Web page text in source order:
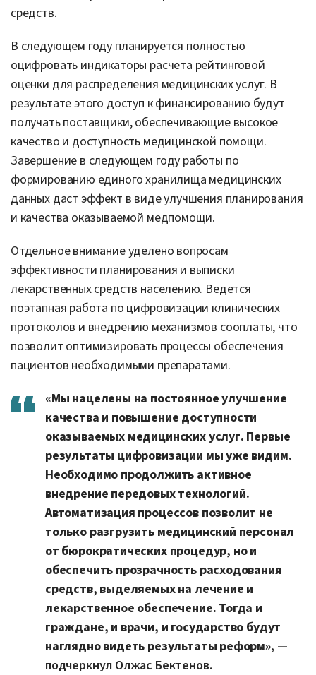
средств.
В следующем году планируется полностью
оцифровать индикаторы расчета рейтинговой
оценки для распределения медицинских услуг. В
результате этого доступ к финансированию будут
получать поставщики, обеспечивающие высокое
качество и доступность медицинской помощи.
Завершение в следующем году работы по
формированию единого хранилища медицинских
данных даст эффект в виде улучшения планирования
и качества оказываемой медпомощи.
Отдельное внимание уделено вопросам
эффективности планирования и выписки
лекарственных средств населению. Ведется
поэтапная работа по цифровизации клинических
протоколов и внедрению механизмов сооплаты, что
позволит оптимизировать процессы обеспечения
пациентов необходимыми препаратами.
«Мы нацелены на постоянное улучшение
качества и повышение доступности
оказываемых медицинских услуг. Первые
результаты цифровизации мы уже видим.
Необходимо продолжить активное
внедрение передовых технологий.
Автоматизация процессов позволит не
только разгрузить медицинский персонал
от бюрократических процедур, но и
обеспечить прозрачность расходования
средств, выделяемых на лечение и
лекарственное обеспечение. Тогда и
граждане, и врачи, и государство будут
наглядно видеть результаты реформ», —
подчеркнул Олжас Бектенов.